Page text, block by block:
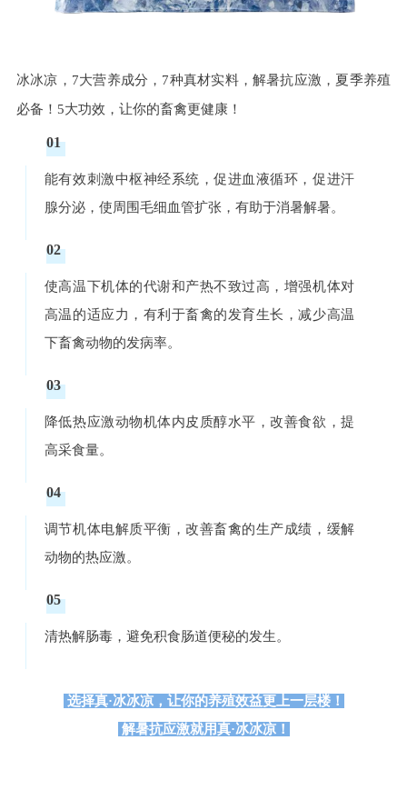
冰冰凉，7大营养成分，7种真材实料，解暑抗应激，夏季养殖
必备！ 5大功效，让你的畜禽更健康！
01
能有效刺激中枢神经系统，促进血液循环，促进汗
腺分泌，使周围毛细血管扩张，有助于消暑解暑。
02
使高温下机体的代谢和产热不致过高，增强机体对
高温的适应力，有利于畜禽的发育生长，减少高温
下畜禽动物的发病率。
03
降低热应激动物机体内皮质醇水平，改善食欲，提
高采食量。
04
调节机体电解质平衡，改善畜禽的生产成绩，缓解
动物的热应激。
05
清热解肠毒，避免积食肠道便秘的发生。
选择真·冰冰凉，让你的养殖效益更上一层楼！
解暑抗应激就用真·冰冰凉！